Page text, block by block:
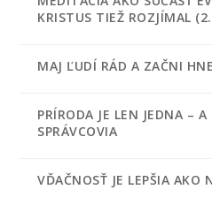
KRISTUS TIEŽ ROZJÍMAL
MAJ ĽUDÍ RÁD A ZAČNI
PRÍRODA JE LEN JEDNA – A
SPRÁVCOVIA
VĎAČNOSŤ JE LEPŠIA AKO